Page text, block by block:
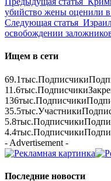
убийство жены оценили
Следующая статья
освобождении
Ищем в сети
69.1тыс.Подписчики
11.6тыс.Подписчики
136тыс.Подписчики
35.5тыс.Участники
5.8тыс.Подписчики
4.4тыс.Подписчики
- Advertisement -
Последние новости